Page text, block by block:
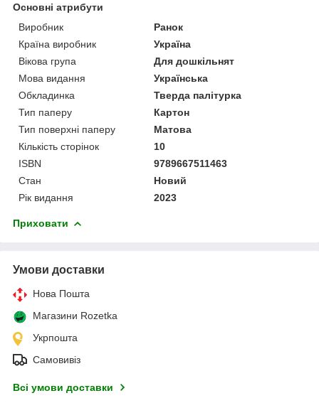
Основні атрибути
Виробник
Ранок
Країна виробник
Україна
Вікова група
Для дошкільнят
Мова видання
Українська
Обкладинка
Тверда палітурка
Тип паперу
Картон
Тип поверхні паперу
Матова
Кількість сторінок
10
ISBN
9789667511463
Стан
Новий
Рік видання
2023
Приховати
Умови доставки
Нова Пошта
Магазини Rozetka
Укрпошта
Самовивіз
Всі умови доставки